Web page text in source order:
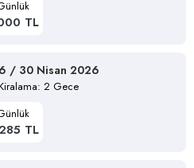
TL
/ 30 Nisan 2026
2 Gece
TL